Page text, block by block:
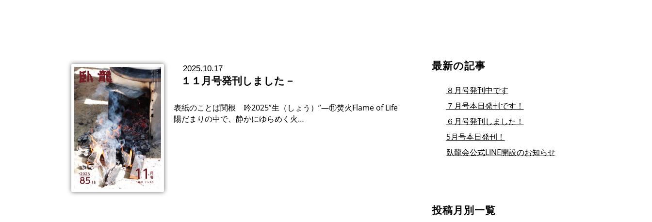
2025.10.17
１１月号発刊しました－
表紙のことば関根 吟2025”生（しょう）”―⑪焚火Flame of Life
陽だまりの中で、静かにゆらめく火…
最新の記事
８月号発刊中です
７月号本日発刊です！
６月号発刊しました！
5月号本日発刊！
臥龍会公式LINE開設のお知らせ
投稿月別一覧